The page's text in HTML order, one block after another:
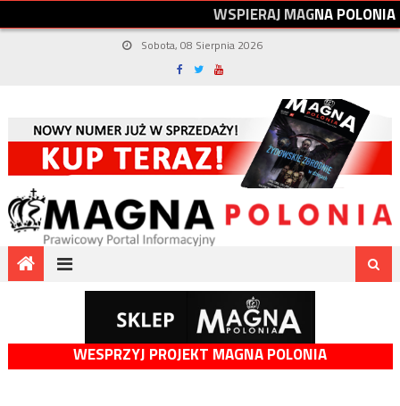
WSPIERAJMAGNAPOLONIA
Sobota, 08 Sierpnia 2026
WESPRZYJ PROJEKT MAGNA POLONIA